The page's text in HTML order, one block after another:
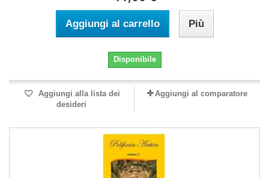
Aggiungi al carrello Più
Disponibile
Aggiungi alla lista dei
desideri
Aggiungi al comparatore